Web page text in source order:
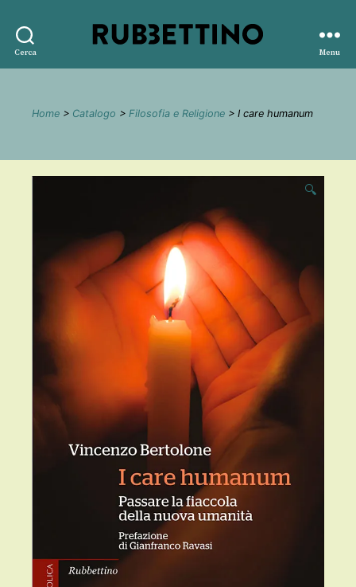
Cerca
editore
Menu
Home > Catalogo > Filosofia e Religione > I care humanum
🔍